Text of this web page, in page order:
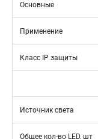
Основные
Применение
Класс IP защиты
Источник света
Общее кол-во LED, шт